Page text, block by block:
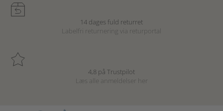
14 dages fuld returret
Labelfri returnering via returportal
4,8 på Trustpilot
Læs alle anmeldelser her